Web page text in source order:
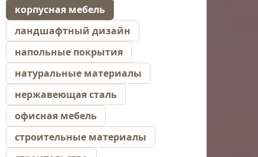
корпусная мебель
ландшафтный дизайн
напольные покрытия
натуральные материалы
нержавеющая сталь
офисная мебель
строительные материалы